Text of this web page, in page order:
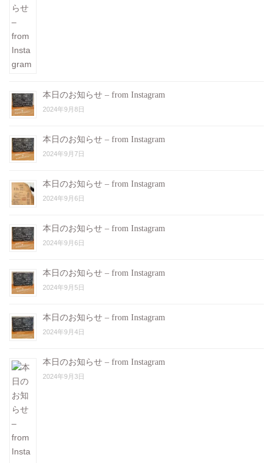
本日のお知らせ – from Instagram
2024年9月8日
本日のお知らせ – from Instagram
2024年9月7日
本日のお知らせ – from Instagram
2024年9月6日
本日のお知らせ – from Instagram
2024年9月6日
本日のお知らせ – from Instagram
2024年9月5日
本日のお知らせ – from Instagram
2024年9月4日
本日のお知らせ – from Instagram
2024年9月3日